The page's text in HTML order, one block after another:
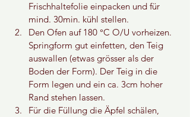
Frischhaltefolie einpacken und für
mind. 30min. kühl stellen.
Den Ofen auf 180 °C O/U vorheizen.
Springform gut einfetten, den Teig
auswallen (etwas grösser als der
Boden der Form). Der Teig in die
Form legen und ein ca. 3cm hoher
Rand stehen lassen.
Für die Füllung die Äpfel schälen,